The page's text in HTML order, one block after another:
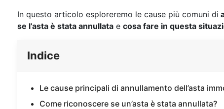
In questo articolo esploreremo le cause più comuni di
se l’asta è stata annullata e cosa fare in questa
Indice
Le cause principali di annullamento dell’asta
Come riconoscere se un’asta è stata annullata?